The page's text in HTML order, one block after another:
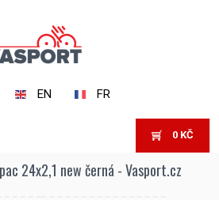
EN FR
0 KČ
24x2,1 new černá - Vasport.cz